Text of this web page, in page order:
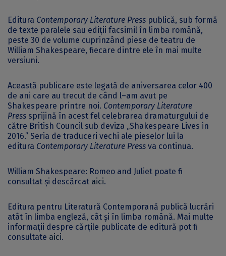
Editura Contemporary Literature Press publică, sub formă
de texte paralele sau ediții facsimil în limba română,
peste 30 de volume cuprinzând piese de teatru de
William Shakespeare, fiecare dintre ele în mai multe
versiuni.
Această publicare este legată de aniversarea celor 400
de ani care au trecut de când l–am avut pe
Shakespeare printre noi. Contemporary Literature
Press sprijină în acest fel celebrarea dramaturgului de
către British Council sub deviza „Shakespeare Lives in
2016.” Seria de traduceri vechi ale pieselor lui la
editura Contemporary Literature Press va continua.
William Shakespeare: Romeo and Juliet poate fi
consultat și descărcat aici.
Editura pentru Literatură Contemporană publică lucrări
atât în limba engleză, cât și în limba română. Mai multe
informații despre cărțile publicate de editură pot fi
consultate aici.